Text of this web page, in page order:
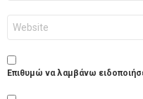
Επιθυμώ να λαμβάνω